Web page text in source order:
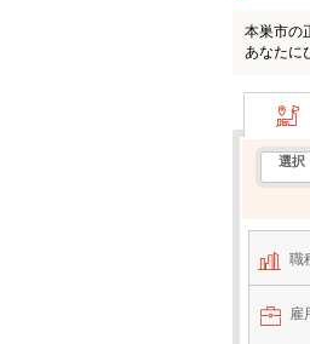
本巣市の
あなたに
勤務地で
選択
職
雇